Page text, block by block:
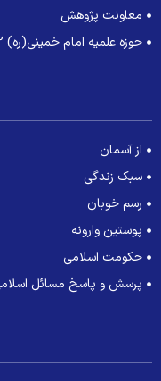
معاونت پژوهش
حوزه علمیه امام خمینی(ره) 2
از آسمان
سبک زندگی
رسم خوبان
پوستین وارونه
حکومت اسلامی
پرسش و پاسخ مسائل اسلامی